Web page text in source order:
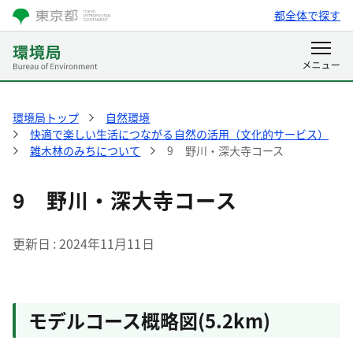
都全体で探す
環境局トップ
自然環境
快適で楽しい生活につながる自然の活用（文化的サービス）
雑木林のみちについて
9 野川・深大寺コース
9 野川・深大寺コース
更新日 2024年11月11日
モデルコース概略図(5.2km)